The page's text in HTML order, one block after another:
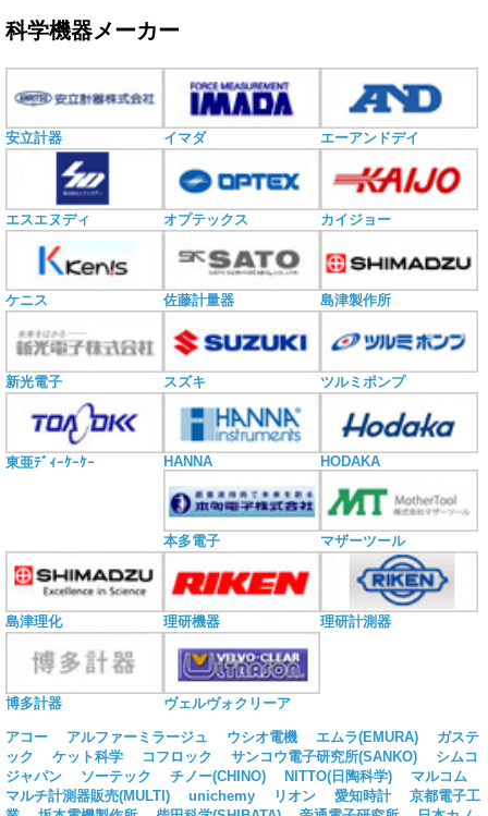
科学機器メーカー
安立計器 イマダ エーアンドデイ
エスエヌディ オプテックス カイジョー
ケニス 佐藤計量器 島津製作所
新光電子 スズキ ツルミポンプ
東亜ﾃﾞｨｰｹｰｹｰ HANNA HODAKA
本多電子 マザーツール
島津理化 理研機器 理研計測器
博多計器 ヴェルヴォクリーア
アコー アルファーミラージュ ウシオ電機 エムラ(EMURA)
ガステ
ック
ケット科学 コフロック サンコウ電子研究所(SANKO)
シムコ
ジャパン
ソーテック チノー(CHINO) NITTO(日陶科学)
マルコム
マルチ計測器販売(MULTI)
unichemy リオン 愛知時計
京都電子工